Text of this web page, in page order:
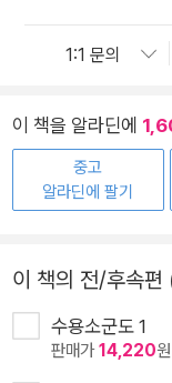
이 책을 알라딘에
중고
알라딘에 팔기
이 책의 전/후속편
수용소군도 1
판매가14,220원